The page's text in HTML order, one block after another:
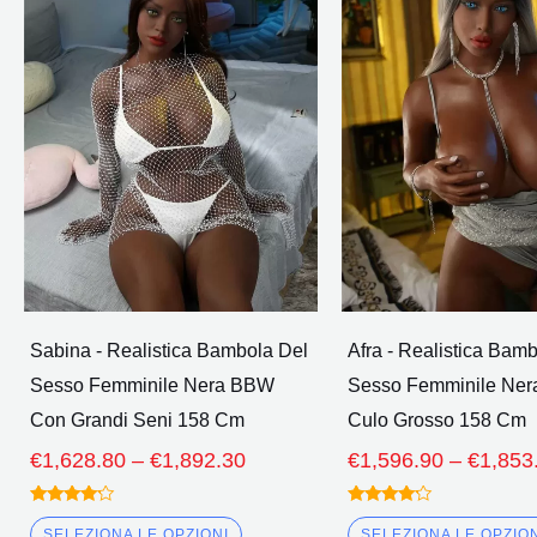
Sabina - Realistica Bambola Del
Sesso Femminile Nera BBW
Con Grandi Seni 158 Cm
€1,628.80 – €1,892.30
prezzo:
€1,628.80
Attraverso
€1,892.30
Valutato
4.00
ha
più
varianti.
Le
opzioni
possono
essere
scelte
nella
pagina
del
prodotto
Afra - Realistica
Sesso Femminile
Culo Grosso 158 Cm
€1,596.90 – €
Valutato
4.00